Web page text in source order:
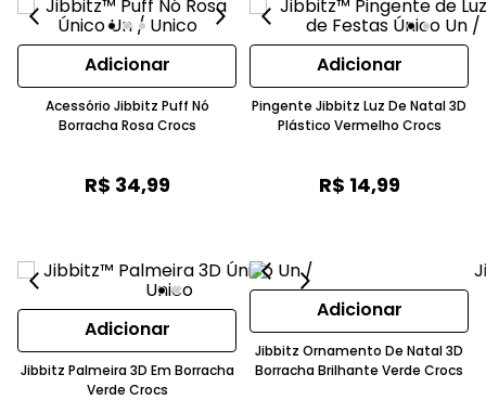
Adicionar
Acessório Jibbitz Puff Nó
Borracha Rosa Crocs
R$ 34,99
Adicionar
Pingente Jibbitz Luz De Natal 3D
Plástico Vermelho Crocs
R$ 14,99
Adicionar
Jibbitz Palmeira 3D Em Borracha
Verde Crocs
Adicionar
Jibbitz Ornamento De Natal 3D
Borracha Brilhante Verde Crocs